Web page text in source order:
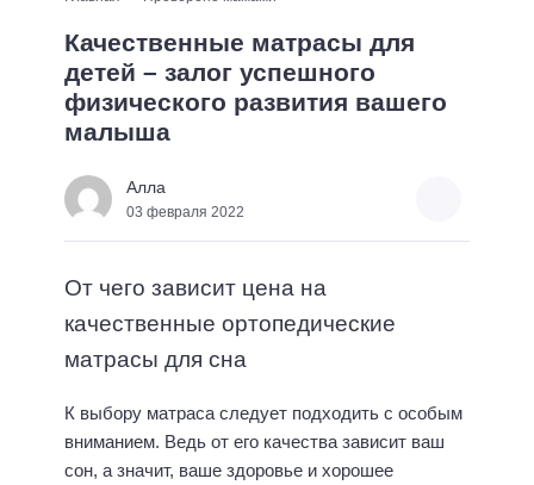
Качественные матрасы для
детей – залог успешного
физического развития вашего
малыша
Алла
03 февраля 2022
От чего зависит цена на
качественные ортопедические
матрасы для сна
К выбору матраса следует подходить с особым
вниманием. Ведь от его качества зависит ваш
сон, а значит, ваше здоровье и хорошее